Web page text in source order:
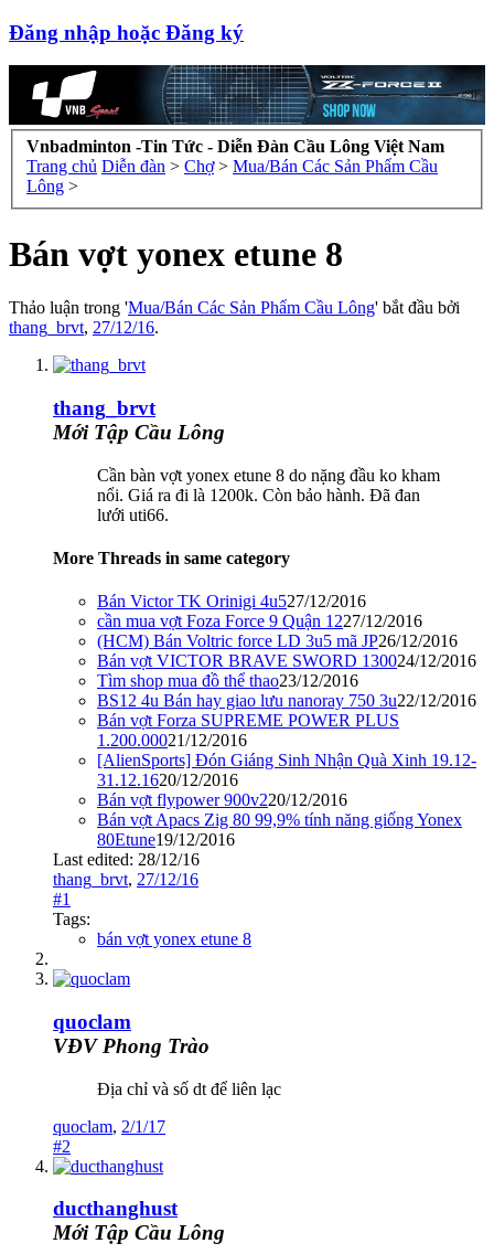
Đăng nhập hoặc Đăng ký
Vnbadminton -Tin Tức - Diễn Đàn Cầu Lông Việt Nam
Trang chủ Diễn đàn > Chợ > Mua/Bán Các Sản Phẩm Cầu
Lông >
Bán vợt yonex etune 8
Thảo luận trong 'Mua/Bán Các Sản Phẩm Cầu Lông' bắt đầu bởi
thang_brvt, 27/12/16.
thang_brvt
Mới Tập Cầu Lông
Cần bàn vợt yonex etune 8 do nặng đầu ko kham
nổi. Giá ra đi là 1200k. Còn bảo hành. Đã đan
lưới uti66.
More Threads in same category
Bán Victor TK Orinigi 4u527/12/2016
cần mua vợt Foza Force 9 Quận 1227/12/2016
(HCM) Bán Voltric force LD 3u5 mã JP26/12/2016
Bán vợt VICTOR BRAVE SWORD 130024/12/2016
Tìm shop mua đồ thể thao23/12/2016
BS12 4u Bán hay giao lưu nanoray 750 3u22/12/2016
Bán vợt Forza SUPREME POWER PLUS
1.200.00021/12/2016
[AlienSports] Đón Giáng Sinh Nhận Quà Xinh 19.12-
31.12.1620/12/2016
Bán vợt flypower 900v220/12/2016
Bán vợt Apacs Zig 80 99,9% tính năng giống Yonex
80Etune19/12/2016
Last edited: 28/12/16
thang_brvt, 27/12/16
#1
Tags:
bán vợt yonex etune 8
quoclam
VĐV Phong Trào
Địa chỉ và số dt để liên lạc
quoclam, 2/1/17
#2
ducthanghust
Mới Tập Cầu Lông